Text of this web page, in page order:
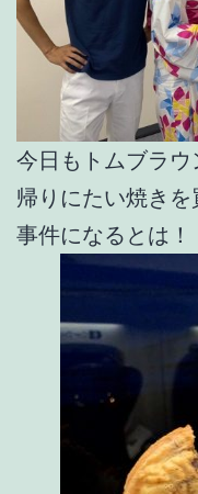
今日もトムブラ
帰りにたい焼き
事件になるとは！